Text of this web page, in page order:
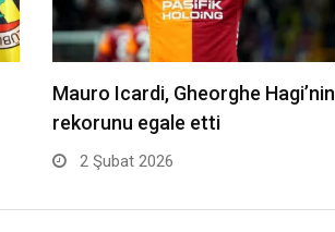
Mauro Icardi, Gheorghe Hagi’nin
rekorunu egale etti
2 Şubat 2026